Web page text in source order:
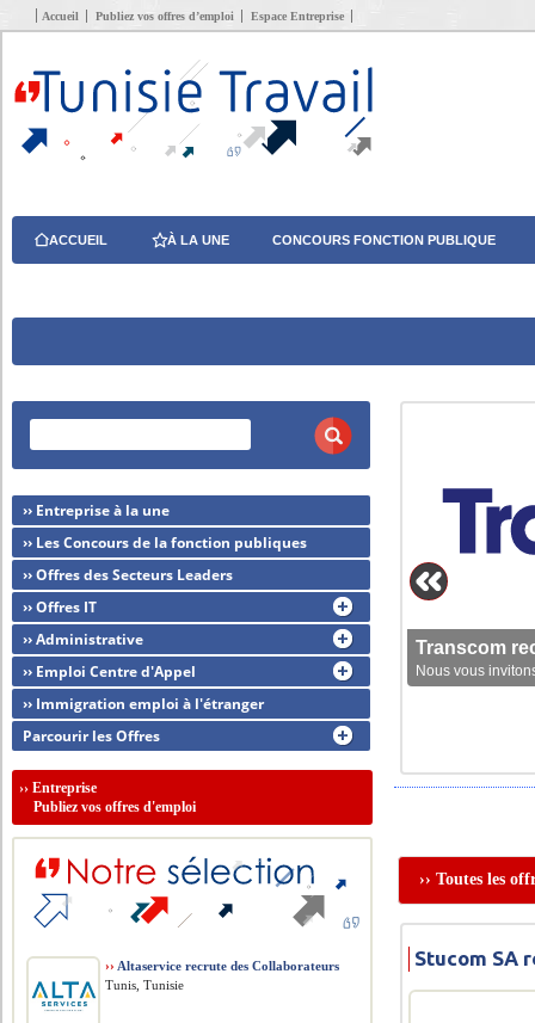
Accueil Publiez vos offres d’emploi Espace Entreprise
ACCUEIL À LA UNE CONCOURS FONCTION PUBLIQUE
Transcom
Nous vous
›› Toutes les
Stucom SA
›› Entreprise à la une
›› Les Concours de la fonction publiques
›› Offres des Secteurs Leaders
›› Offres IT
›› Administrative
›› Emploi Centre d'Appel
›› Immigration emploi à l'étranger
Parcourir les Offres
››Entreprise
Publiez vos offres d'emploi
›› Altaservice recrute des Collaborateurs
Tunis, Tunisie